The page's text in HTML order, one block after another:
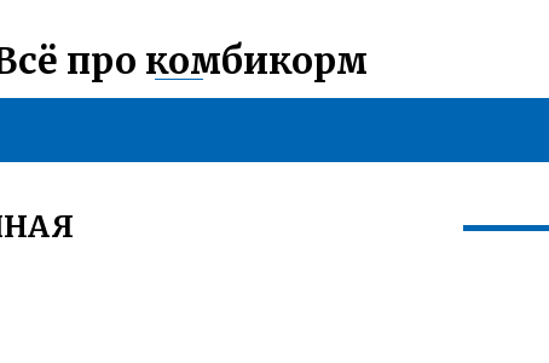
про комбикорм